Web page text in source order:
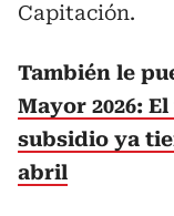
Capitación.
También le
Mayor 2026:
subsidio ya
abril